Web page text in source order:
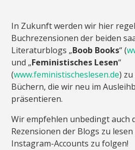
In Zukunft werden wir hier
Buchrezensionen der beiden
Literaturblogs „Boob Books“ (
und „Feministisches Lesen“
(www.feministischeslesen.de)
Büchern, die wir neu im
präsentieren.
Wir empfehlen unbedingt auch
Rezensionen der Blogs zu
Instagram-Accounts zu folgen!